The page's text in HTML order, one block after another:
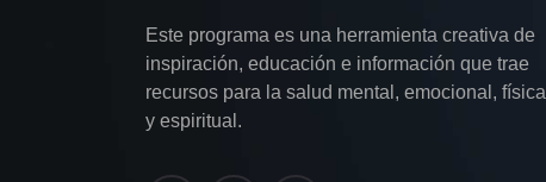
Este programa es una herramienta creativa de
inspiración, educación e información que trae
recursos para la salud mental, emocional, física
y espiritual.